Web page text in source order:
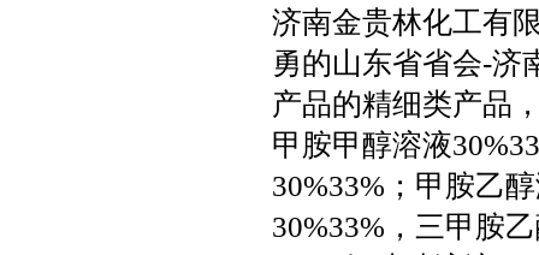
济南金贵林化工有
勇的山东省省会-济
产品的精细类产品
甲胺甲醇溶液
30%33%；甲胺乙
30%33%，三甲胺